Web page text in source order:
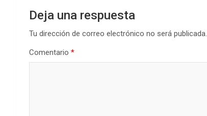
Deja una respuesta
Tu dirección de correo electrónico no será publicada.
Comentario *